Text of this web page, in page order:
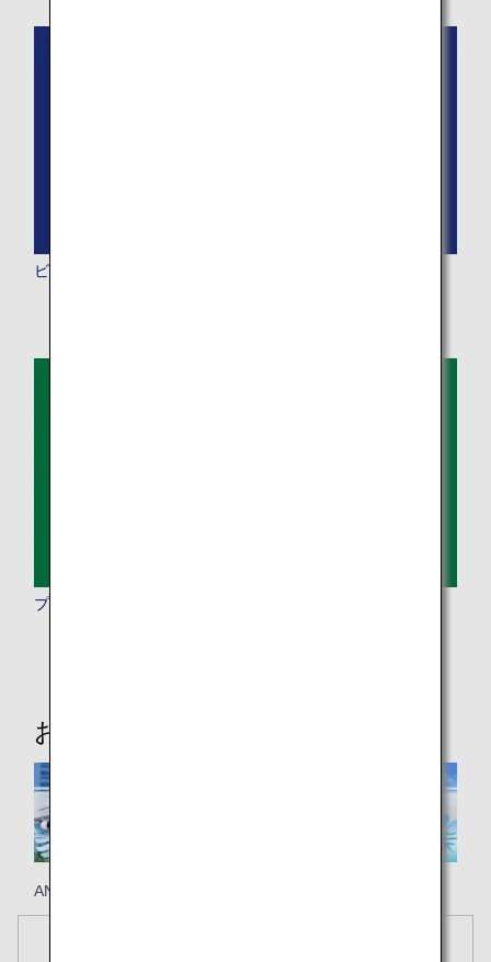
ビジネスクラス
プレミアムエコノミー
おススメ情報
ANAのホノルル線で楽しい旅の思い出を！